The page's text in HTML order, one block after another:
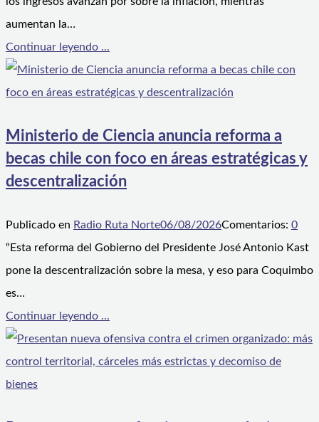
aumentan la…
Continuar leyendo ...
Ministerio de Ciencia anuncia reforma a
becas chile con foco en áreas estratégicas y
descentralización
Publicado en Radio Ruta Norte06/08/2026Comentarios: 0
“Esta reforma del Gobierno del Presidente José Antonio Kast
pone la descentralización sobre la mesa, y eso para Coquimbo
es…
Continuar leyendo ...